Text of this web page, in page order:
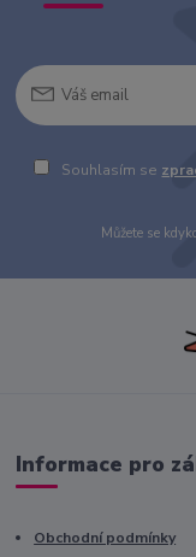
Souhlasím se
Můžete se
Informace pro
Obchodní podmínky